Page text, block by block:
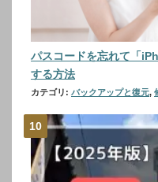
パスコードを忘れて「
する方法
カテゴリ: バックアップと復元,